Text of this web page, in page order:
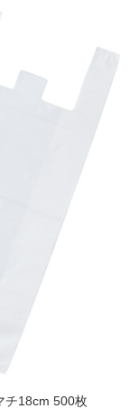
チ18cm 500枚